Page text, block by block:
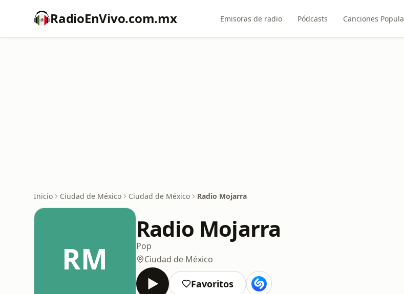
RadioEnVivo.com.mx Emisoras de radio Pódcasts Canciones
Inicio Ciudad de México Ciudad de México Radio Mojarra
RM
Radio Mojarra
Pop
Ciudad de México
Favoritos